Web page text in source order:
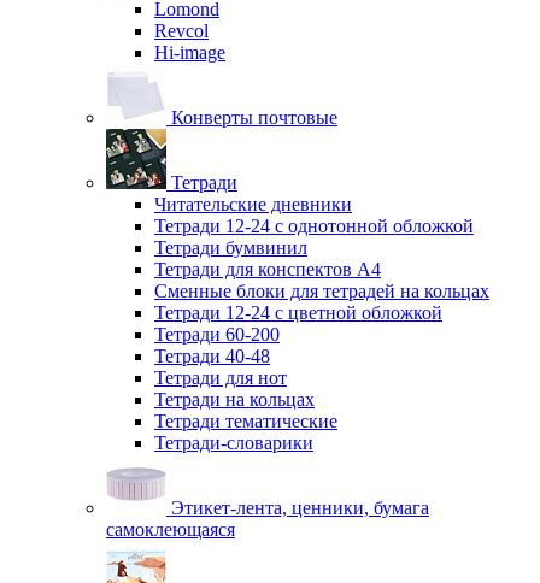
Lomond
Revcol
Hi-image
Конверты почтовые
Тетради
Читательские дневники
Тетради 12-24 с однотонной обложкой
Тетради бумвинил
Тетради для конспектов А4
Сменные блоки для тетрадей на кольцах
Тетради 12-24 с цветной обложкой
Тетради 60-200
Тетради 40-48
Тетради для нот
Тетради на кольцах
Тетради тематические
Тетради-словарики
Этикет-лента, ценники, бумага
самоклеющаяся